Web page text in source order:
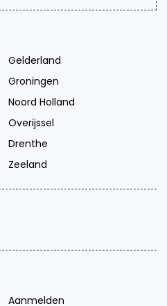
Gelderland
Groningen
Noord Holland
Overijssel
Drenthe
Zeeland
Aanmelden